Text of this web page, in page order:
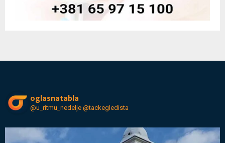
oglasnatabla
@u_ritmu_nedelje @tackegledista